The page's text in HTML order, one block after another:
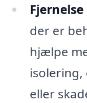
der er
hjælpe
isolering,
eller